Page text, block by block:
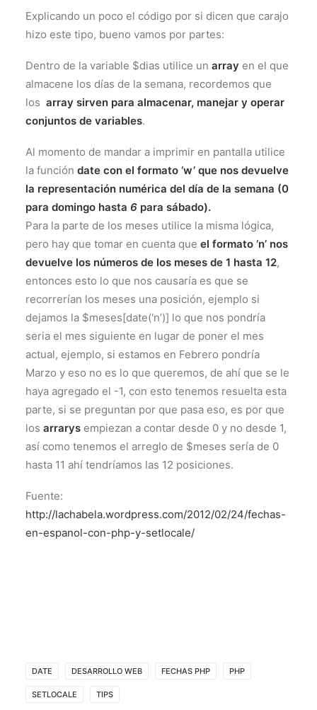
Explicando un poco el código por si dicen que carajo
hizo este tipo, bueno vamos por partes:
Dentro de la variable $dias utilice un array en el que
almacene los días de la semana, recordemos que
los array sirven para almacenar, manejar y operar
conjuntos de variables.
Al momento de mandar a imprimir en pantalla utilice
la función date con el formato ‘w’ que nos devuelve
la representación numérica del día de la semana (0
para domingo hasta 6 para sábado).
Para la parte de los meses utilice la misma lógica,
pero hay que tomar en cuenta que el formato ‘n’ nos
devuelve los números de los meses de 1 hasta 12,
entonces esto lo que nos causaría es que se
recorrerían los meses una posición, ejemplo si
dejamos la $meses[date(‘n’)] lo que nos pondría
seria el mes siguiente en lugar de poner el mes
actual, ejemplo, si estamos en Febrero pondría
Marzo y eso no es lo que queremos, de ahí que se le
haya agregado el -1, con esto tenemos resuelta esta
parte, si se preguntan por que pasa eso, es por que
los arrarys empiezan a contar desde 0 y no desde 1,
así como tenemos el arreglo de $meses sería de 0
hasta 11 ahí tendríamos las 12 posiciones.
Fuente:
http://lachabela.wordpress.com/2012/02/24/fechas-
en-espanol-con-php-y-setlocale/
DATE DESARROLLO WEB FECHAS PHP PHP
SETLOCALE TIPS